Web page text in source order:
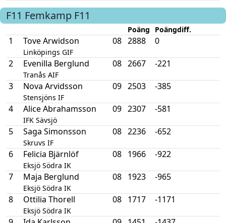
F11 Femkamp F11
Poäng Poängdiff.
1 Tove Arwidson
Linköpings GIF
08 2888 0
2 Evenilla Berglund
Tranås AIF
08 2667 -221
3 Nova Arvidsson
Stensjöns IF
09 2503 -385
4 Alice Abrahamsson
IFK Sävsjö
09 2307 -581
5 Saga Simonsson
Skruvs IF
08 2236 -652
6 Felicia Bjärnlöf
Eksjö Södra IK
08 1966 -922
7 Maja Berglund
Eksjö Södra IK
08 1923 -965
8 Ottilia Thorell
Eksjö Södra IK
08 1717 -1171